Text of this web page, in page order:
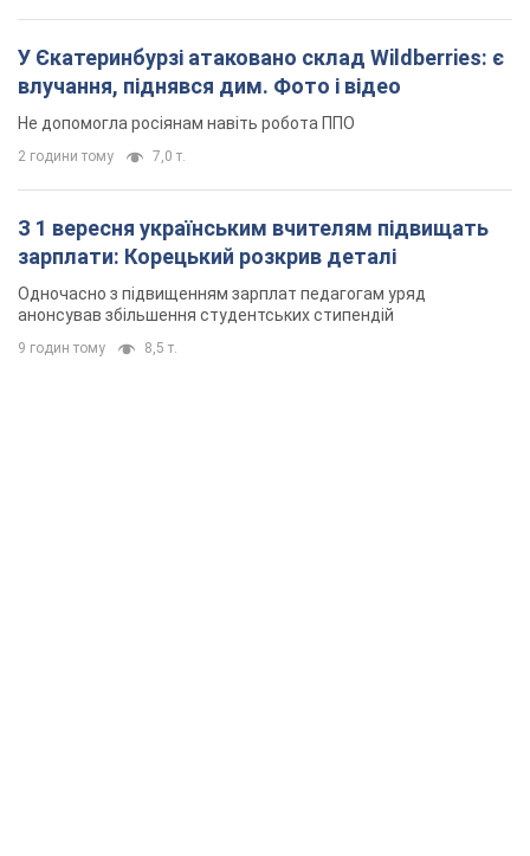
У Єкатеринбурзі атаковано склад Wildberries: є
влучання, піднявся дим. Фото і відео
Не допомогла росіянам навіть робота ППО
2 години тому 7,0 т.
З 1 вересня українським вчителям підвищать
зарплати: Корецький розкрив деталі
Одночасно з підвищенням зарплат педагогам уряд
анонсував збільшення студентських стипендій
9 годин тому 8,5 т.